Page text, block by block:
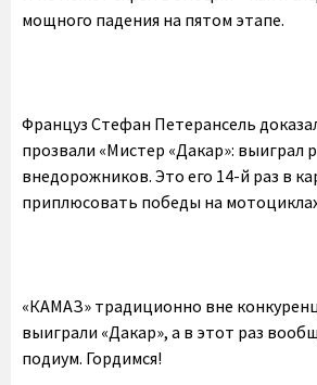
мощного падения на пятом этапе.
Француз Стефан Петерансель
прозвали «Мистер «Дакар»: выиграл
внедорожников. Это его 14-й раз в
приплюсовать победы на
«КАМАЗ» традиционно вне
выиграли «Дакар», а в этот раз
подиум. Гордимся!